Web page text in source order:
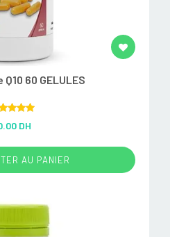
Q10 60 GELULES
of 5
DH
AU PANIER